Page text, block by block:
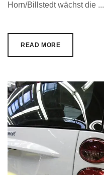
Horn/Billstedt wächst die ...
READ MORE